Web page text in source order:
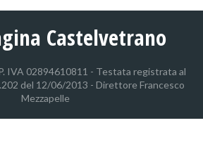
Castelvetrano
IVA 02894610811 - Testata registrata al
del 12/06/2013 - Direttore Francesco
Mezzapelle